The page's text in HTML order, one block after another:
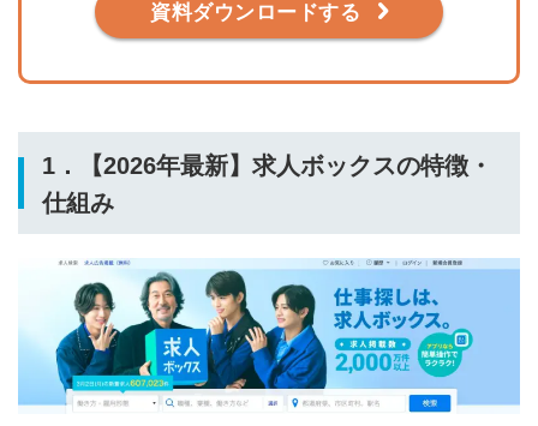
資料ダウンロードする
1．【2026年最新】求人ボックスの特徴・
仕組み